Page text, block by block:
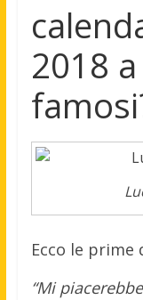
2018 a
Ecco le prime
“Mi